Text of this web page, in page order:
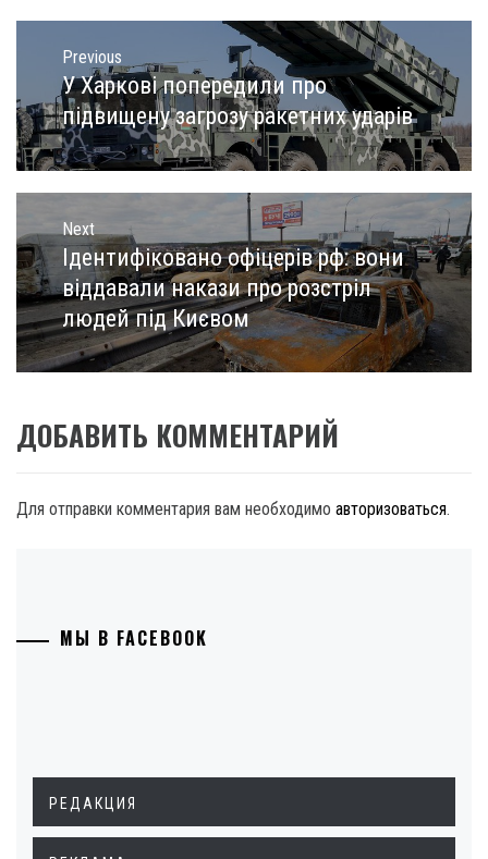
Навигация
записям
Previous
Previous
post:
У Харкові попередили про
підвищену загрозу ракетних ударів
Next
Next
post:
Ідентифіковано офіцерів рф: вони
віддавали накази про розстріл
людей під Києвом
ДОБАВИТЬ КОММЕНТАРИЙ
Для отправки комментария вам необходимо авторизоваться.
МЫ В FACEBOOK
РЕДАКЦИЯ